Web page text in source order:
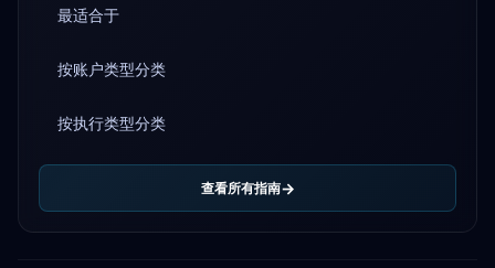
最适合于
按账户类型分类
按执行类型分类
查看所有指南